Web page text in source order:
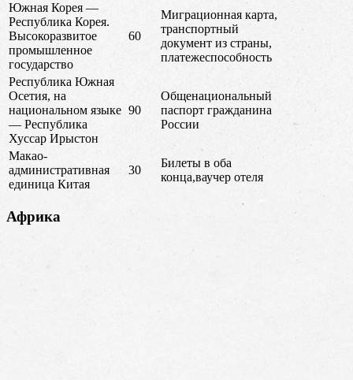
Южная Корея —
Республика Корея.
Высокоразвитое
промышленное
государство
60
Миграционная карта,
транспортный
документ из страны,
платежеспособность
Республика Южная
Осетия, на
национальном языке
— Республика
Хуссар Ирыстон
90
Общенациональный
паспорт гражданина
России
Макао-
административная
единица Китая
30
Билеты в оба
конца,ваучер отеля
Африка